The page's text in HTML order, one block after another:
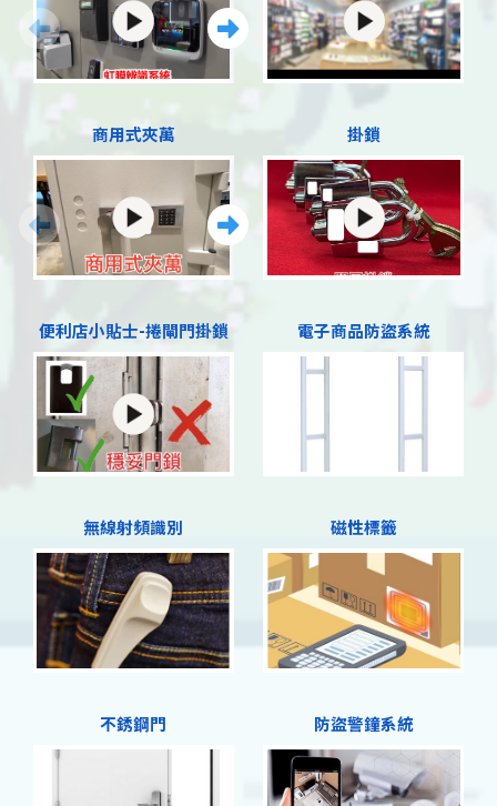
商用式夾萬 掛鎖
便利店小貼士-捲閘門掛鎖 電子商品防盜系統
無線射頻識別 磁性標籤
不銹鋼門 防盜警鐘系統